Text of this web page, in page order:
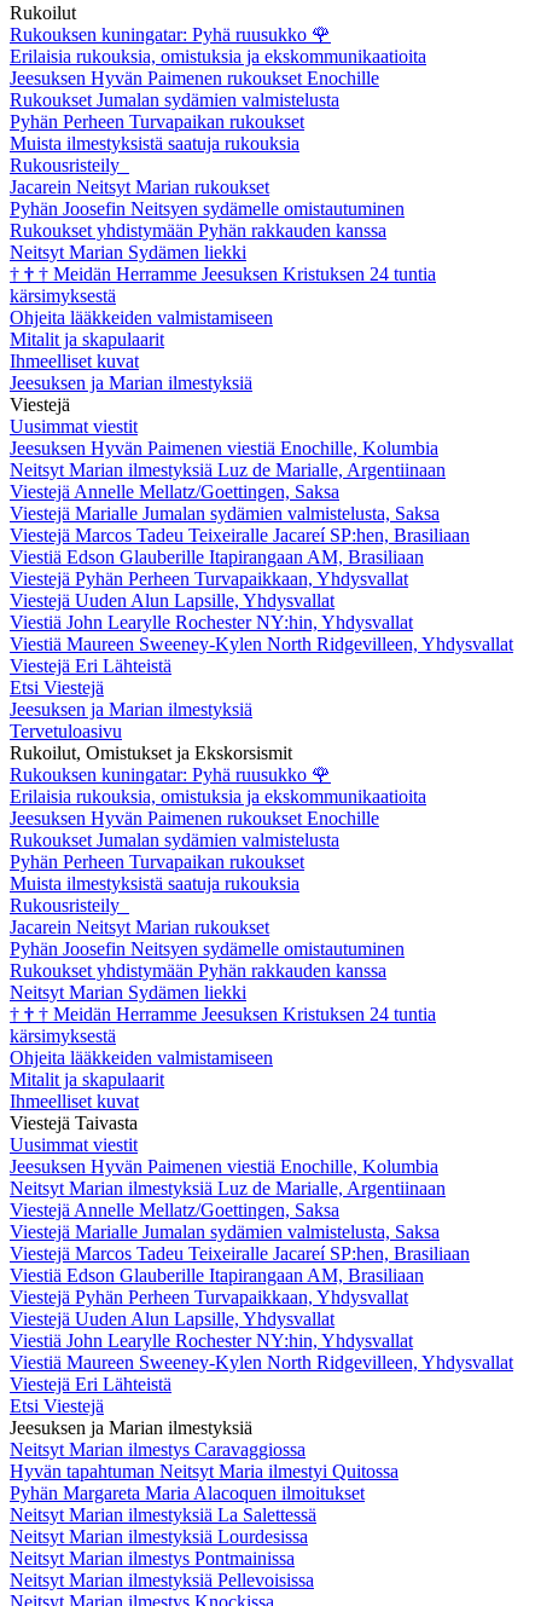
Rukoilut
Rukouksen kuningatar: Pyhä ruusukko 🌹
Erilaisia rukouksia, omistuksia ja ekskommunikaatioita
Jeesuksen Hyvän Paimenen rukoukset Enochille
Rukoukset Jumalan sydämien valmistelusta
Pyhän Perheen Turvapaikan rukoukset
Muista ilmestyksistä saatuja rukouksia
Rukousristeily
Jacarein Neitsyt Marian rukoukset
Pyhän Joosefin Neitsyen sydämelle omistautuminen
Rukoukset yhdistymään Pyhän rakkauden kanssa
Neitsyt Marian Sydämen liekki
† † † Meidän Herramme Jeesuksen Kristuksen 24 tuntia
kärsimyksestä
Ohjeita lääkkeiden valmistamiseen
Mitalit ja skapulaarit
Ihmeelliset kuvat
Jeesuksen ja Marian ilmestyksiä
Viestejä
Uusimmat viestit
Jeesuksen Hyvän Paimenen viestiä Enochille, Kolumbia
Neitsyt Marian ilmestyksiä Luz de Marialle, Argentiinaan
Viestejä Annelle Mellatz/Goettingen, Saksa
Viestejä Marialle Jumalan sydämien valmistelusta, Saksa
Viestejä Marcos Tadeu Teixeiralle Jacareí SP:hen, Brasiliaan
Viestiä Edson Glauberille Itapirangaan AM, Brasiliaan
Viestejä Pyhän Perheen Turvapaikkaan, Yhdysvallat
Viestejä Uuden Alun Lapsille, Yhdysvallat
Viestiä John Learylle Rochester NY:hin, Yhdysvallat
Viestiä Maureen Sweeney-Kylen North Ridgevilleen, Yhdysvallat
Viestejä Eri Lähteistä
Etsi Viestejä
Jeesuksen ja Marian ilmestyksiä
Tervetuloasivu
Rukoilut, Omistukset ja Ekskorsismit
Rukouksen kuningatar: Pyhä ruusukko 🌹
Erilaisia rukouksia, omistuksia ja ekskommunikaatioita
Jeesuksen Hyvän Paimenen rukoukset Enochille
Rukoukset Jumalan sydämien valmistelusta
Pyhän Perheen Turvapaikan rukoukset
Muista ilmestyksistä saatuja rukouksia
Rukousristeily
Jacarein Neitsyt Marian rukoukset
Pyhän Joosefin Neitsyen sydämelle omistautuminen
Rukoukset yhdistymään Pyhän rakkauden kanssa
Neitsyt Marian Sydämen liekki
† † † Meidän Herramme Jeesuksen Kristuksen 24 tuntia
kärsimyksestä
Ohjeita lääkkeiden valmistamiseen
Mitalit ja skapulaarit
Ihmeelliset kuvat
Viestejä Taivasta
Uusimmat viestit
Jeesuksen Hyvän Paimenen viestiä Enochille, Kolumbia
Neitsyt Marian ilmestyksiä Luz de Marialle, Argentiinaan
Viestejä Annelle Mellatz/Goettingen, Saksa
Viestejä Marialle Jumalan sydämien valmistelusta, Saksa
Viestejä Marcos Tadeu Teixeiralle Jacareí SP:hen, Brasiliaan
Viestiä Edson Glauberille Itapirangaan AM, Brasiliaan
Viestejä Pyhän Perheen Turvapaikkaan, Yhdysvallat
Viestejä Uuden Alun Lapsille, Yhdysvallat
Viestiä John Learylle Rochester NY:hin, Yhdysvallat
Viestiä Maureen Sweeney-Kylen North Ridgevilleen, Yhdysvallat
Viestejä Eri Lähteistä
Etsi Viestejä
Jeesuksen ja Marian ilmestyksiä
Neitsyt Marian ilmestys Caravaggiossa
Hyvän tapahtuman Neitsyt Maria ilmestyi Quitossa
Pyhän Margareta Maria Alacoquen ilmoitukset
Neitsyt Marian ilmestyksiä La Salettessä
Neitsyt Marian ilmestyksiä Lourdesissa
Neitsyt Marian ilmestys Pontmainissa
Neitsyt Marian ilmestyksiä Pellevoisissa
Neitsyt Marian ilmestys Knockissa